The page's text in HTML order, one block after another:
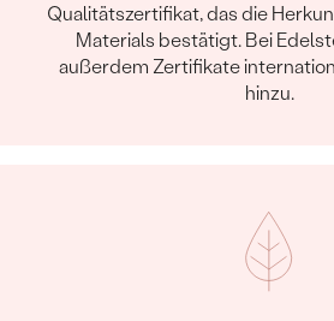
Qualitätszertifikat, das die
Materials bestätigt. Bei
außerdem Zertifikate
hinzu.